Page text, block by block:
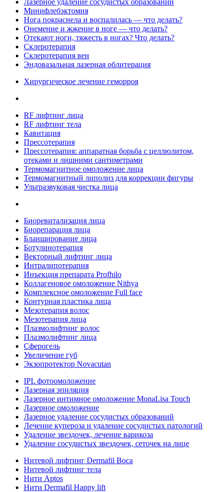
Лазерное удаление сосудистых образований
Минифлебэктомия
Нога покраснела и воспалилась — что делать?
Онемение и жжение в ноге — что делать?
Отекают ноги, тяжесть в ногах? Что делать?
Склеротерапия
Склеротерапия вен
Эндовазальная лазерная облитерация
Хирургическое лечение геморроя
RF лифтинг лица
RF лифтинг тела
Кавитация
Прессотерапия
Прессотерапия: аппаратная борьба с целлюлитом,
отеками и лишними сантиметрами
Термомагнитное омоложение лица
Термомагнитный липолиз для коррекции фигуры
Ультразвуковая чистка лица
Биоревитализация лица
Биорепарация лица
Бланширование лица
Ботулинотерапия
Векторный лифтинг лица
Интралипотерапия
Инъекция препарата Profhilo
Коллагеновое омоложение Nithya
Комплексное омоложение Full face
Контурная пластика лица
Мезотерапия волос
Мезотерапия лица
Плазмолифтинг волос
Плазмолифтинг лица
Сферогель
Увеличение губ
Экзопротектор Novacutan
IPL фотоомоложение
Лазерная эпиляция
Лазерное интимное омоложение MonaLisa Touch
Лазерное омоложение
Лазерное удаление сосудистых образований
Лечение купероза и удаление сосудистых патологий
Удаление звездочек, лечение варикоза
Удаление сосудистых звездочек, сеточек на лице
Нитевой лифтинг Dermafil Boca
Нитевой лифтинг тела
Нити Aptos
Нити Dermafil Happy lift